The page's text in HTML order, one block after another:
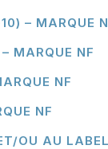
– MARQUE
MARQUE NF
NF
NF
OU AU